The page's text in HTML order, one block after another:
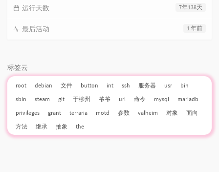
7年138天
运行天数
1 年前
最后活动
标签云
root debian 文件 button int ssh 服务器 usr
bin
sbin
steam git 于柳州 爷爷 url 命令 mysql
mariadb
privileges
grant terraria motd 参数 valheim 对象
面向
方法
继承 抽象 the